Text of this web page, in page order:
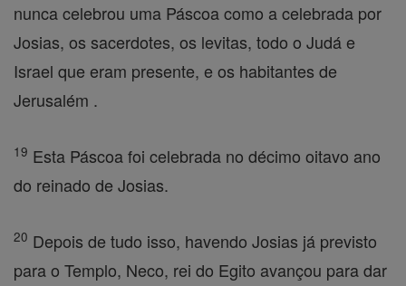
nunca celebrou uma Páscoa como a celebrada por
Josias, os sacerdotes, os levitas, todo o Judá e
Israel que eram presente, e os habitantes de
Jerusalém .
19 Esta Páscoa foi celebrada no décimo oitavo ano
do reinado de Josias.
20 Depois de tudo isso, havendo Josias já previsto
para o Templo, Neco, rei do Egito avançou para dar